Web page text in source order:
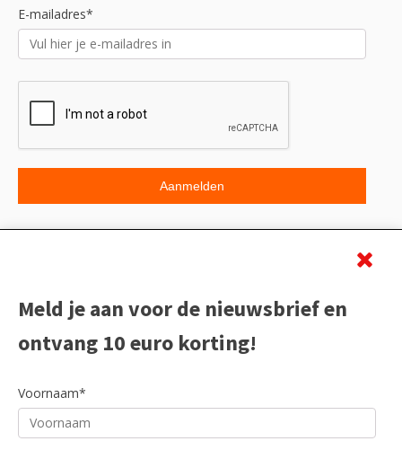
E-mailadres*
Meld je aan voor de nieuwsbrief en
ontvang 10 euro korting!
Voornaam*